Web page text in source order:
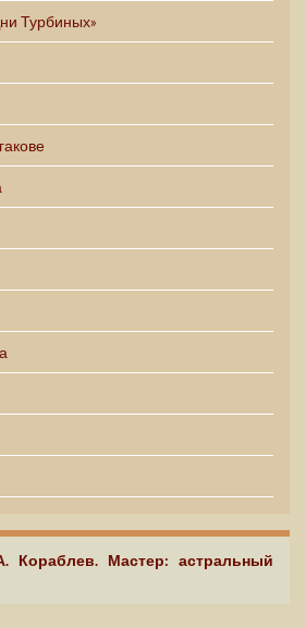
Турбиных»
Кораблев. Мастер: астральный